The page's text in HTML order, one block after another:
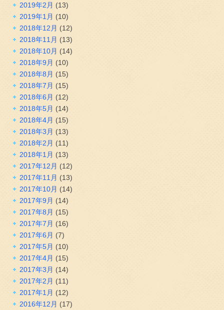
2019年2月 (13)
2019年1月 (10)
2018年12月 (12)
2018年11月 (13)
2018年10月 (14)
2018年9月 (10)
2018年8月 (15)
2018年7月 (15)
2018年6月 (12)
2018年5月 (14)
2018年4月 (15)
2018年3月 (13)
2018年2月 (11)
2018年1月 (13)
2017年12月 (12)
2017年11月 (13)
2017年10月 (14)
2017年9月 (14)
2017年8月 (15)
2017年7月 (16)
2017年6月 (7)
2017年5月 (10)
2017年4月 (15)
2017年3月 (14)
2017年2月 (11)
2017年1月 (12)
2016年12月 (17)